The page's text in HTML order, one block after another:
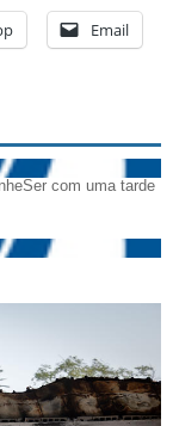
Email
com uma tarde